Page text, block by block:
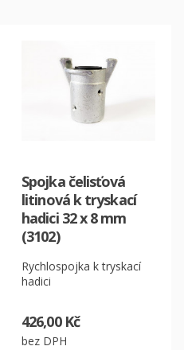
Spojka čelisťová
litinová k tryskací
hadici 32 x 8 mm
(3102)
Rychlospojka k tryskací
hadici
426,00 Kč
bez DPH